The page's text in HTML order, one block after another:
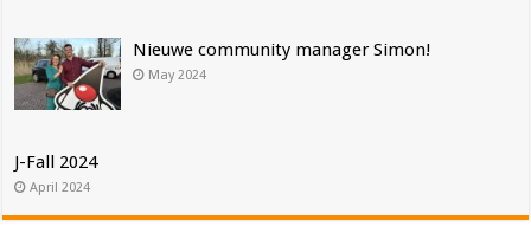
Nieuwe community manager Simon!
May 2024
J-Fall 2024
April 2024